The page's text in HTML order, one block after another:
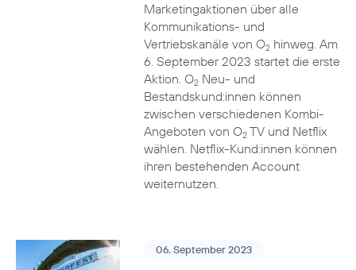
Marketingaktionen über alle
Kommunikations- und
Vertriebskanäle von O2hinweg. Am
6. September 2023 startet die erste
Aktion. O2Neu- und
Bestandskund:innen können
zwischen verschiedenen Kombi-
Angeboten von O2TV und Netflix
wählen. Netflix-Kund:innen können
ihren bestehenden Account
weiternutzen.
06. September 2023